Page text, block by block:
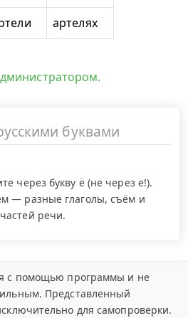
артелях
через букву ё (не через е!).
— разные глаголы, съём и
речи.
с помощью программы и не
Представленный
для самопроверки.